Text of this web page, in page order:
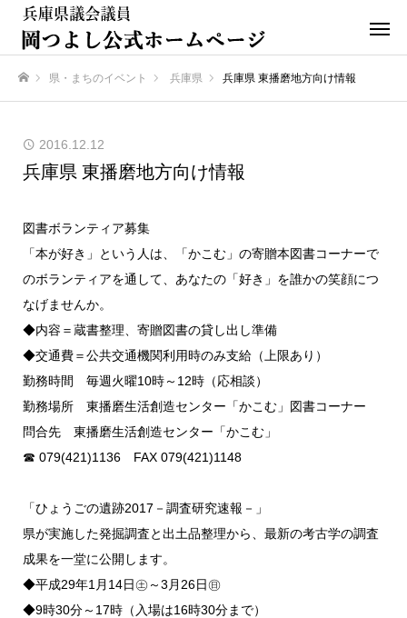
県・まちのイベント 兵庫県 兵庫県 東播磨地方向け情報
2016.12.12
兵庫県 東播磨地方向け情報
図書ボランティア募集
「本が好き」という人は、「かこむ」の寄贈本図書コーナーで
のボランティアを通して、あなたの「好き」を誰かの笑顔につ
なげませんか。
◆内容＝蔵書整理、寄贈図書の貸し出し準備
◆交通費＝公共交通機関利用時のみ支給（上限あり）
勤務時間 毎週火曜10時～12時（応相談）
勤務場所 東播磨生活創造センター「かこむ」図書コーナー
問合先 東播磨生活創造センター「かこむ」
☎ 079(421)1136 FAX 079(421)1148
「ひょうごの遺跡2017－調査研究速報－」
県が実施した発掘調査と出土品整理から、最新の考古学の調査
成果を一堂に公開します。
◆平成29年1月14日㊏～3月26日㊐
◆9時30分～17時（入場は16時30分まで）